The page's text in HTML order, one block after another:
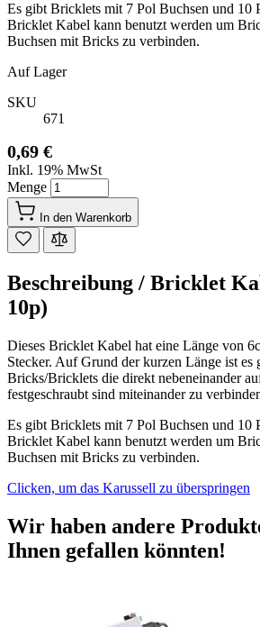
Es gibt Bricklets mit 7 Pol Buchsen und 10
Bricklet Kabel kann benutzt werden um
Buchsen mit Bricks zu verbinden.
Auf Lager
SKU
671
0,69 €
Inkl. 19% MwSt
Menge
In den Warenkorb
Beschreibung / Bricklet
10p)
Dieses Bricklet Kabel hat eine Länge von
Stecker. Auf Grund der kurzen Länge ist es
Bricks/Bricklets die direkt nebeneinander
festgeschraubt sind miteinander zu
Es gibt Bricklets mit 7 Pol Buchsen und 10
Bricklet Kabel kann benutzt werden um
Buchsen mit Bricks zu verbinden.
Clicken, um das Karussell zu überspringen
Wir haben andere
Ihnen gefallen könnten!